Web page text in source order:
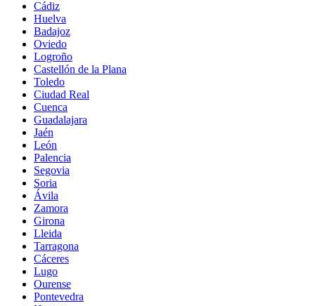
Cádiz
Huelva
Badajoz
Oviedo
Logroño
Castellón de la Plana
Toledo
Ciudad Real
Cuenca
Guadalajara
Jaén
León
Palencia
Segovia
Soria
Ávila
Zamora
Girona
Lleida
Tarragona
Cáceres
Lugo
Ourense
Pontevedra